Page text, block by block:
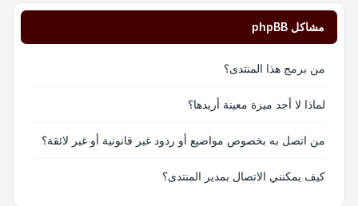
مشاكل phpBB
من برمج هذا المنتدى؟
لماذا لا أجد ميزة معينة أريدها؟
من اتصل به بخصوص مواضيع أو ردود غير قانونية أو غير لائقة؟
كيف يمكنني الاتصال بمدير المنتدى؟